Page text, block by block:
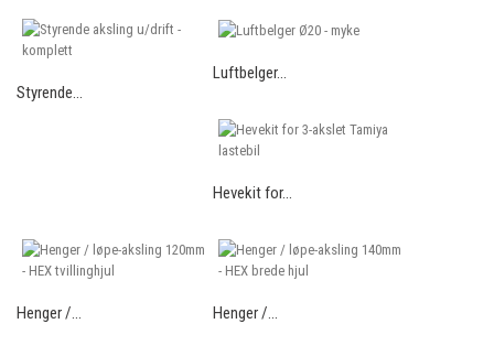
Styrende...
Luftbelger...
Hevekit for...
Henger /... Henger /...